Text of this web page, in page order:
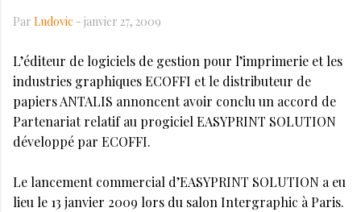
Par Ludovic - janvier 27, 2009
L’éditeur de logiciels de gestion pour l’imprimerie et les
industries graphiques ECOFFI et le distributeur de
papiers ANTALIS annoncent avoir conclu un accord de
Partenariat relatif au progiciel EASYPRINT SOLUTION
développé par ECOFFI.
Le lancement commercial d’EASYPRINT SOLUTION a eu
lieu le 13 janvier 2009 lors du salon Intergraphic à Paris.